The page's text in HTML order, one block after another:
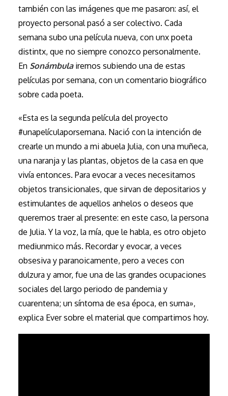
también con las imágenes que me pasaron: así, el
proyecto personal pasó a ser colectivo. Cada
semana subo una película nueva, con unx poeta
distintx, que no siempre conozco personalmente.
En Sonámbulairemos subiendo una de estas
películas por semana, con un comentario biográfico
sobre cada poeta.
«Esta es la segunda película del proyecto
#unapelículaporsemana. Nació con la intención de
crearle un mundo a mi abuela Julia, con una muñeca,
una naranja y las plantas, objetos de la casa en que
vivía entonces. Para evocar a veces necesitamos
objetos transicionales, que sirvan de depositarios y
estimulantes de aquellos anhelos o deseos que
queremos traer al presente: en este caso, la persona
de Julia. Y la voz, la mía, que le habla, es otro objeto
mediunmico más. Recordar y evocar, a veces
obsesiva y paranoicamente, pero a veces con
dulzura y amor, fue una de las grandes ocupaciones
sociales del largo periodo de pandemia y
cuarentena; un síntoma de esa época, en suma»,
explica Ever sobre el material que compartimos hoy.